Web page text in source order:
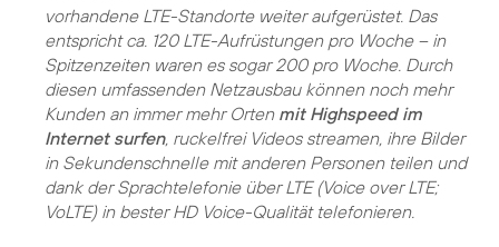
vorhandene LTE-Standorte weiter aufgerüstet. Das
entspricht ca. 120 LTE-Aufrüstungen pro Woche – in
Spitzenzeiten waren es sogar 200 pro Woche. Durch
diesen umfassenden Netzausbau können noch mehr
Kunden an immer mehr Orten mit Highspeed im
Internet surfen, ruckelfrei Videos streamen, ihre Bilder
in Sekundenschnelle mit anderen Personen teilen und
dank der Sprachtelefonie über LTE (Voice over LTE;
VoLTE) in bester HD Voice-Qualität telefonieren.